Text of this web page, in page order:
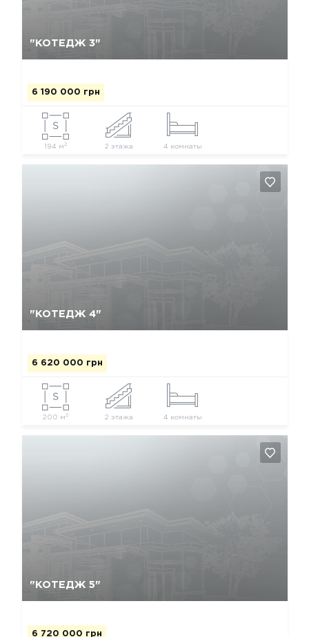
"КОТЕДЖ 3"
6 190 000 грн
194 м2 2 этажа 4 комнаты
"КОТЕДЖ 4"
6 620 000 грн
200 м2 2 этажа 4 комнаты
"КОТЕДЖ 5"
6 720 000 грн